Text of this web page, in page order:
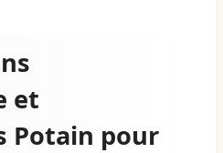
et
Potain pour